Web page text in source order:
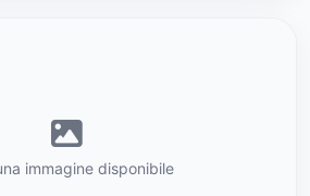
immagine disponibile